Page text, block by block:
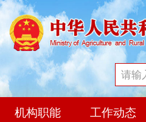
机构职能 工作动态